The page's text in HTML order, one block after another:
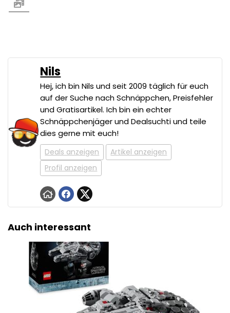
Nils
Hej, ich bin Nils und seit 2009 täglich für euch
auf der Suche nach Schnäppchen, Preisfehler
und Gratisartikel. Ich bin ein echter
Schnäppchenjäger und Dealsuchti und teile
dies gerne mit euch!
Deals anzeigen
Artikel anzeigen
Profil anzeigen
Auch interessant